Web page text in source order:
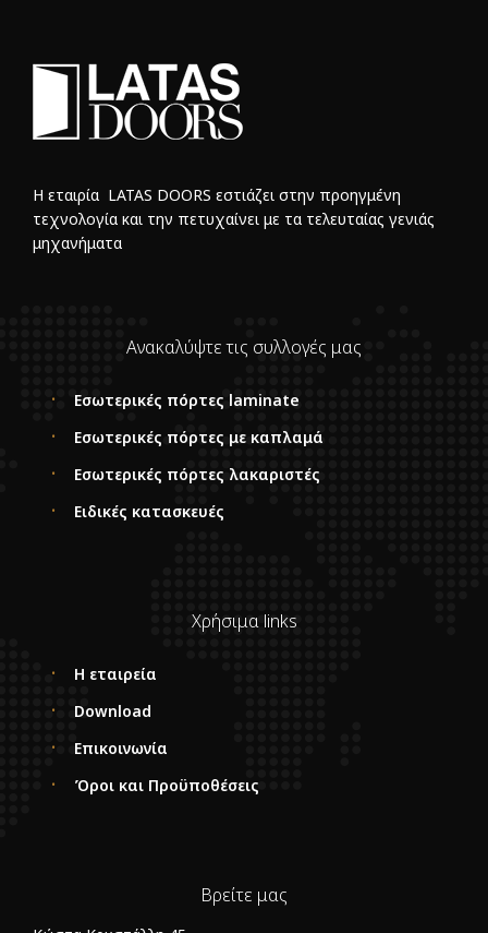
Η εταιρία LATAS DOORS εστιάζει στην προηγμένη
τεχνολογία και την πετυχαίνει με τα τελευταίας γενιάς
μηχανήματα
Ανακαλύψτε τις συλλογές μας
Εσωτερικές πόρτες laminate
Εσωτερικές πόρτες με καπλαμά
Εσωτερικές πόρτες λακαριστές
Ειδικές κατασκευές
Χρήσιμα links
Η εταιρεία
Download
Επικοινωνία
Όροι και Προϋποθέσεις
Βρείτε μας